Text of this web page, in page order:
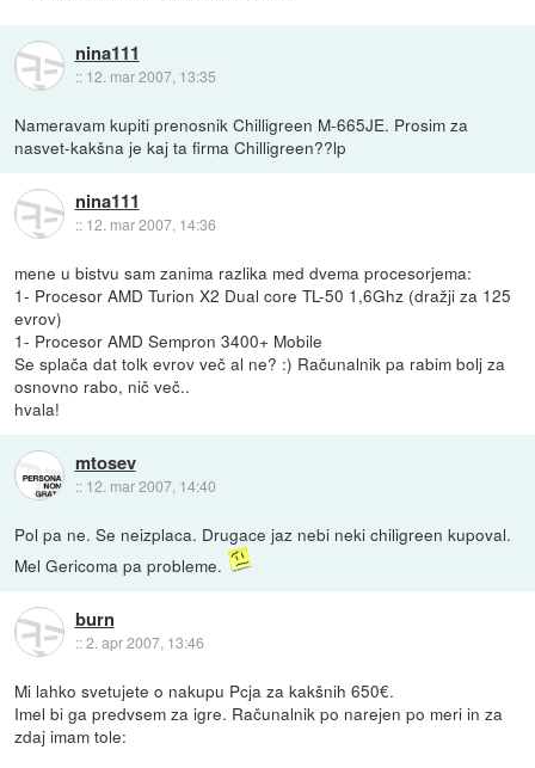
nina111
:: 12. mar 2007, 13:35
Nameravam kupiti prenosnik Chilligreen M-665JE. Prosim za
nasvet-kakšna je kaj ta firma Chilligreen??lp
nina111
:: 12. mar 2007, 14:36
mene u bistvu sam zanima razlika med dvema procesorjema:
1- Procesor AMD Turion X2 Dual core TL-50 1,6Ghz (dražji za 125
evrov)
1- Procesor AMD Sempron 3400+ Mobile
Se splača dat tolk evrov več al ne? :) Računalnik pa rabim bolj za
osnovno rabo, nič več..
hvala!
mtosev
:: 12. mar 2007, 14:40
Pol pa ne. Se neizplaca. Drugace jaz nebi neki chiligreen kupoval.
Mel Gericoma pa probleme.
burn
::2. apr 2007, 13:46
Mi lahko svetujete o nakupu Pcja za kakšnih 650€.
Imel bi ga predvsem za igre. Računalnik po narejen po meri in za
zdaj imam tole: